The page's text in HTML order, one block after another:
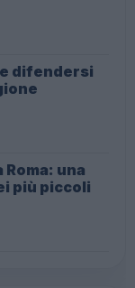
difendersi
una
più piccoli